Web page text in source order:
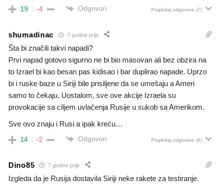
19 -4 Odgovori Pogledaj odgovore (7)
shumadinac 7 godine prije
Šta bi značili takvi napadi?
Prvi napad gotovo sigurno ne bi bio masovan ali bez obzira na
to Izrael bi kao besan pas kidisao i bar duplirao napade. Uprzo
bi i ruske baze u Siriji bile prisiljene da se umešaju a Ameri
samo to čekaju. Uostalom, sve ove akcije Izraela su
provokacije sa ciljem uvlačenja Rusije u sukob sa Amerikom.
Sve ovo znaju i Rusi a ipak kreću…
14 -2 Odgovori Pogledaj odgovore (4)
Dino85 7 godine prije
Izgleda da je Rusija dostavila Siriji neke rakete za testiranje.